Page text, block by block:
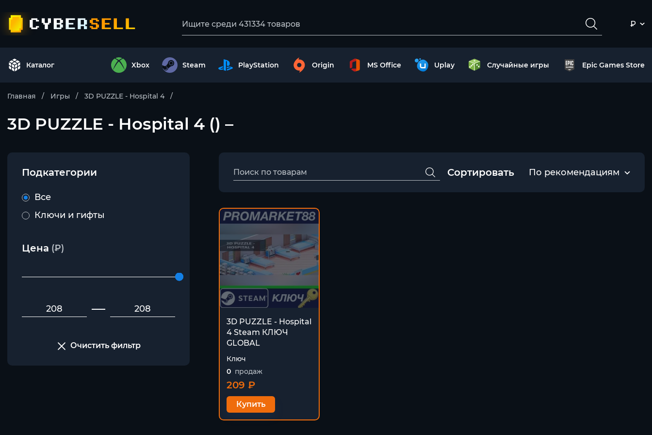
₽
Каталог Xbox Steam PlayStation Origin MS Office Uplay Случайные игры Epic Games Store
Главная Игры 3D PUZZLE - Hospital 4
3D PUZZLE - Hospital 4 () –
Подкатегории
Все
Ключи и гифты
Цена (₽)
Очистить фильтр
Сортировать По рекомендациям
3D PUZZLE - Hospital
4 Steam КЛЮЧ
GLOBAL
Ключ
0 продаж
209 ₽
Купить